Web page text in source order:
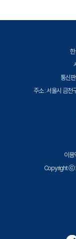
• 스토리
4. Day-0
•
•
• 계획 및
• 배포 매
•
vSphere with Tanzu
VMware vSAN™ 스
이티브 스토리지 설
성 측정의 중요성 설
한
통신
주소 : 서울시 금천
이용
Copyright ⓒ